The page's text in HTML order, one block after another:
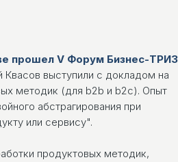
прошел V Форум Бизнес-ТРИЗ
Квасов выступили с докладом на
методик (для b2b и b2c). Опыт
абстрагирования при
или сервису".
продуктовых методик,